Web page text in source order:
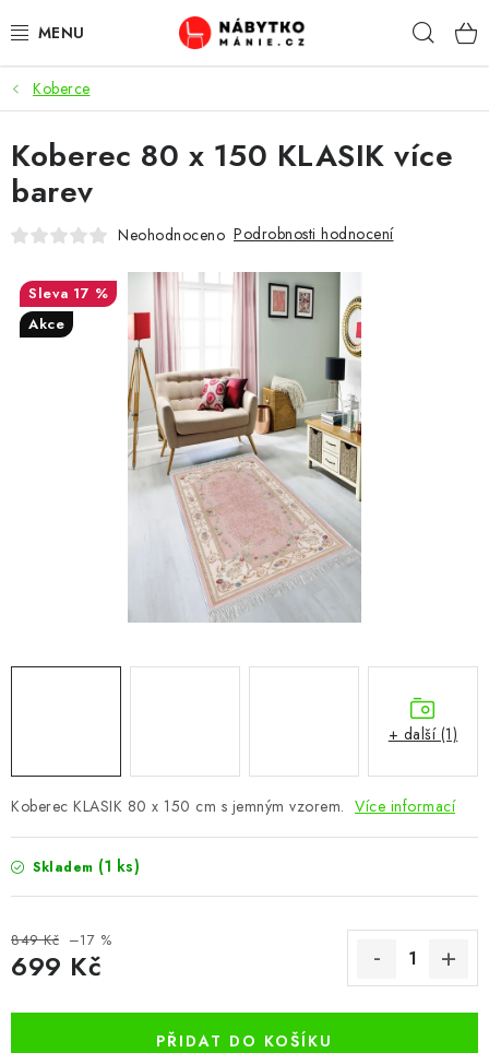
na
OBÝVACÍ POKOJ
KUCHYŇ A JÍDELNA
LOŽNICE
KANCELÁŘ / PRACOVNA
KOUPELNA A WC
CHOVATELSKÉ POTŘEBY
DOPLŇKY A DEKORACE
OSTATNÍ
VÝPRODEJ
Vše o nákupu Info
Reklamace a odstoupení od smlouvy
Kontakty
Bonusový program NBM+
Koberce
Koberec KLASIK 80 x 150 cm s jemným vzorem. Více informací
Skladem (1 ks)
849 Kč –17 %
699 Kč
PŘIDAT DO KOŠÍKU
Koberec 80 x 150 KLASIK více
barev
Neohodnoceno Podrobnosti hodnocení
17 %
Akce
+ další (1)